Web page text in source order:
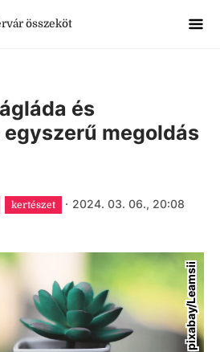
összeköt
és
megoldás
kertészet · 2024. 03. 06., 20:08
pixabay/Leamsii